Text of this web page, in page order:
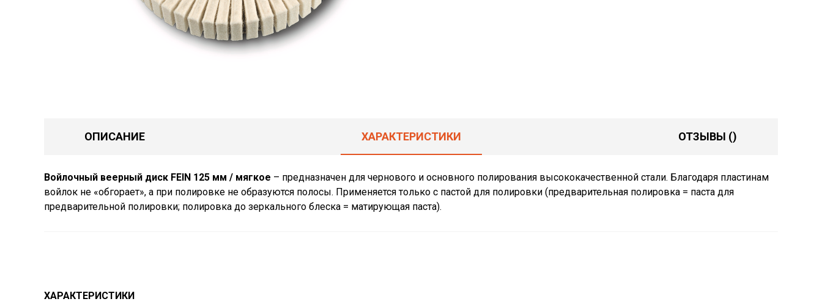
ОПИСАНИЕ ХАРАКТЕРИСТИКИ ОТЗЫВЫ ()
Войлочный веерный диск FEIN 125 мм / мягкое – предназначен для чернового и основного полирования высококачественной стали. Благодаря пластинам
войлок не «обгорает», а при полировке не образуются полосы. Применяется только с пастой для полировки (предварительная полировка = паста для
предварительной полировки; полировка до зеркального блеска = матирующая паста).
ХАРАКТЕРИСТИКИ